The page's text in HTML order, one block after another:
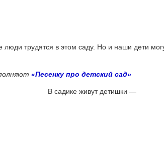
люди трудятся в этом саду. Но и наши дети
«Песенку про детский сад»
В садике живут детишки —